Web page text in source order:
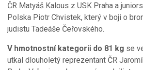
ČR Matyáš Kalous z USK Praha a
Polska Piotr Chvistek, který v boji o
judistu Tadeáše Čeřovského.
V hmotnostní kategorii do 81 kg se
utkal dlouholetý reprezentant ČR